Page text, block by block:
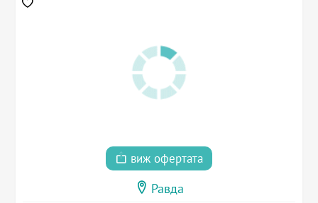
виж офертата
Равда